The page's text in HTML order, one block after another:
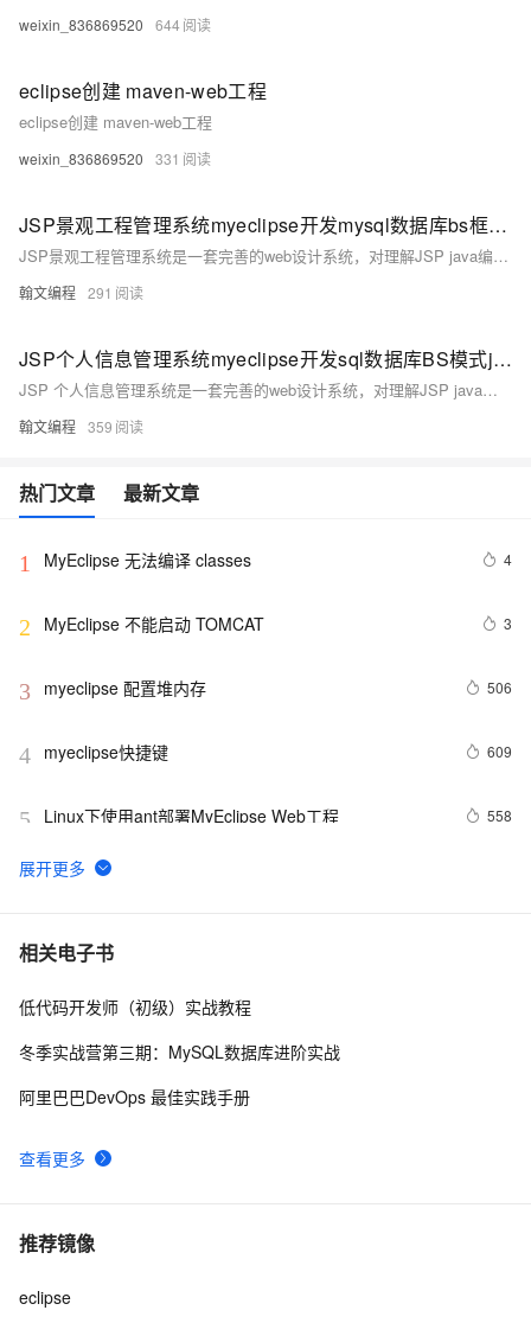
weixin_836869520 644
eclipse创建 maven-web工程
eclipse创建 maven-web工程
weixin_836869520 331
JSP景观工程管理系统myeclipse开发mysql数据库bs框架java编程jdbc
JSP景观工程管理系统是一套完善的web设计系统，对理解JSP java编程开发语言有帮助，系统具有完整的源代码和数据库，开发环境为TOMCAT7.0,Myeclipse8.5开发，数据库为Mysql5.0，使用java语言开,系统主要采用B/S模式开发。
翰文编程 291
JSP个人信息管理系统myeclipse开发sql数据库BS模式java编程struts2技术mvc框架
JSP 个人信息管理系统是一套完善的web设计系统，对理解JSP java编程开发语言有帮助struts2技术mvc框架，系统具有完整的源代码和数据库，开发环境为TOMCAT7.0,Myeclipse8.5开发，数据库为Mysql5.0，使用java语言开发,系统主要采用B/S模式开发。
翰文编程 359
热门文章 最新文章
1 MyEclipse 无法编译 classes 4
2 MyEclipse 不能启动 TOMCAT 3
3 myeclipse 配置堆内存 506
4 myeclipse快捷键 609
5 Linux下使用ant部署MyEclipse Web工程 558
6 MyEclipse注册码生成器(不用修改直接能用)
7 MyEclipse 2013官网下载地址以及破解方法
8 ex+myeclipse8.5+blazeDS+Tomcat整合开发
相关电子书
查看更多
低代码开发师（初级）实战教程
冬季实战营第三期：MySQL数据库进阶实战
阿里巴巴DevOps 最佳实践手册
推荐镜像
eclipse